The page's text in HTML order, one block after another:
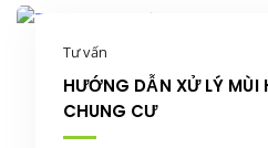
Tư vấn
HƯỚNG DẪN XỬ LÝ MÙI
CHUNG CƯ